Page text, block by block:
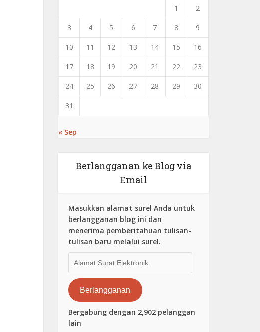
1 2
3 4 5 6 7 8 9
10 11 12 13 14 15 16
17 18 19 20 21 22 23
24 25 26 27 28 29 30
31
« Sep
Berlangganan ke Blog via
Email
Masukkan alamat surel Anda untuk
berlangganan blog ini dan
menerima pemberitahuan tulisan-
tulisan baru melalui surel.
Surat
Elektronik
Berlangganan
Bergabung dengan 2,902 pelanggan
lain